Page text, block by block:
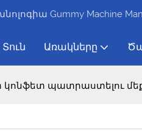
Gummy Machine
Տուն Առակները
կոնֆետ պատրաստելու